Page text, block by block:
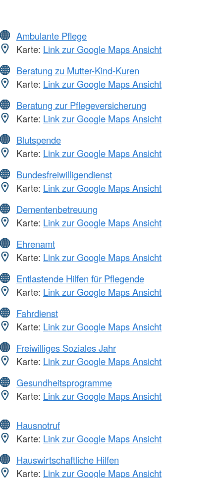
Ambulante Pflege
Karte: Link zur Google Maps Ansicht
Beratung zu Mutter-Kind-Kuren
Karte: Link zur Google Maps Ansicht
Beratung zur Pflegeversicherung
Karte: Link zur Google Maps Ansicht
Blutspende
Karte: Link zur Google Maps Ansicht
Bundesfreiwilligendienst
Karte: Link zur Google Maps Ansicht
Dementenbetreuung
Karte: Link zur Google Maps Ansicht
Ehrenamt
Karte: Link zur Google Maps Ansicht
Entlastende Hilfen für Pflegende
Karte: Link zur Google Maps Ansicht
Fahrdienst
Karte: Link zur Google Maps Ansicht
Freiwilliges Soziales Jahr
Karte: Link zur Google Maps Ansicht
Gesundheitsprogramme
Karte: Link zur Google Maps Ansicht
Hausnotruf
Karte: Link zur Google Maps Ansicht
Hauswirtschaftliche Hilfen
Karte: Link zur Google Maps Ansicht